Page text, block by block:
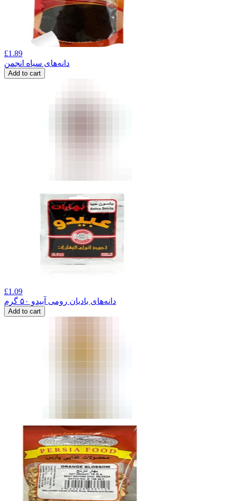
£1.89
دانه‌های سیاه انجمن
Add to cart
£1.09
دانه‌های بادیان رومی آبیدو ۵۰ گرم
Add to cart